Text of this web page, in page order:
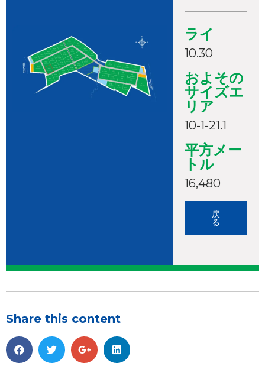
ライ
10.30
およその
サイズエ
リア
10-1-21.1
平方メー
トル
16,480
戻
る
Share this content